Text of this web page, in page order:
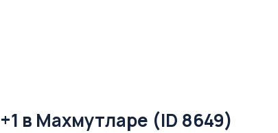
в Махмутларе (ID 8649)